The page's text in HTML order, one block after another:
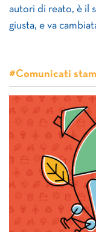
autori di reato, è il
giusta, e va
#Comunicati